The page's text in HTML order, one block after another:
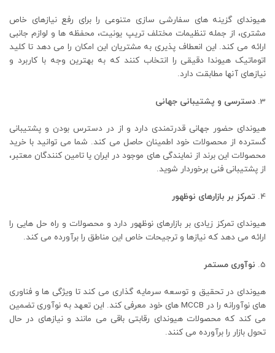
هیوندای گزینه های سفارشی سازی متنوعی را برای رفع نیازهای خاص
مشتری، از جمله تنظیمات مختلف تریپ یونیت، محفظه ها و لوازم جانبی
ارائه می کند. این انعطاف پذیری به مشتریان این امکان را می دهد تا کلید
اتوماتیک هیوندا دقیقی را انتخاب کنند که به بهترین وجه با کاربرد و
نیازهای آنها مطابقت دارد.
دسترسی و پشتیبانی جهانی
هیوندای حضور جهانی قدرتمندی دارد و از در دسترس بودن و پشتیبانی
گسترده از محصولات خود اطمینان حاصل می کند. شما می توانید با خرید
محصولات این برند از نمایندگی های موجود در ایران یا تامین کنندگان معتبر،
از پشتیبانی فنی برخوردار شوید.
تمرکز بر بازارهای نوظهور
هیوندای تمرکز زیادی بر بازارهای نوظهور دارد و محصولات و راه حل هایی را
ارائه می دهد که نیازها و ترجیحات خاص این مناطق را برآورده می کند.
نوآوری مستمر
هیوندای در تحقیق و توسعه سرمایه گذاری می کند تا ویژگی ها و فناوری
های نوآورانه را در MCCB های خود معرفی کند. این تعهد به نوآوری تضمین
می کند که محصولات هیوندای رقابتی باقی می مانند و نیازهای در حال
تحول بازار را برآورده می کنند.